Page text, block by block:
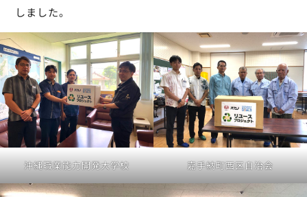
しました。
沖縄職業能力開発大学校 嘉手納町西区自治会